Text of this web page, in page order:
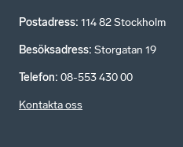
Postadress: 114 82 Stockholm
Besöksadress: Storgatan 19
Telefon: 08-553 430 00
Kontakta oss